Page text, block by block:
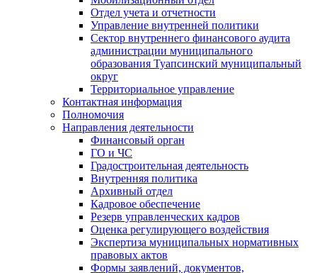
Отдел учета и отчетности
Управление внутренней политики
Сектор внутреннего финансового аудита
администрации муниципального
образования Туапсинский муниципальный
округ
Территориальное управление
Контактная информация
Полномочия
Направления деятельности
Финансовый орган
ГО и ЧС
Градостроительная деятельность
Внутренняя политика
Архивный отдел
Кадровое обеспечение
Резерв управленческих кадров
Оценка регулирующего воздействия
Экспертиза муниципальных нормативных
правовых актов
Формы заявлений, документов,